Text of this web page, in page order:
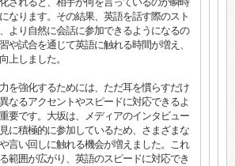
なります。その結果、英語を話す際のスト
より自然に会話に参加できるようになるの
や試合を通じて英語に触れる時間が増え、
上しました。
を強化するためには、ただ耳を慣らすだけ
なるアクセントやスピードに対応できるよ
要です。大坂は、メディアのインタビュー
に積極的に参加しているため、さまざまな
言い回しに触れる機会が増えました。これ
範囲が広がり、英語のスピードに対応でき